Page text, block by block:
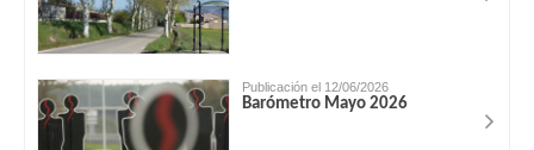
Publicación el 12/06/2026
Barómetro Mayo 2026